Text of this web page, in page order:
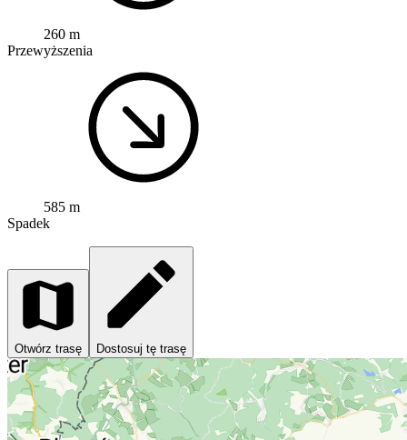
260 m
Przewyższenia
585 m
Spadek
Otwórz trasę Dostosuj tę trasę